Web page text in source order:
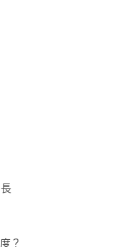
蓋短線交易者必備的
計，讀者可以快速
彩頁圖解，增加理解
有效提升交易勝率！
？